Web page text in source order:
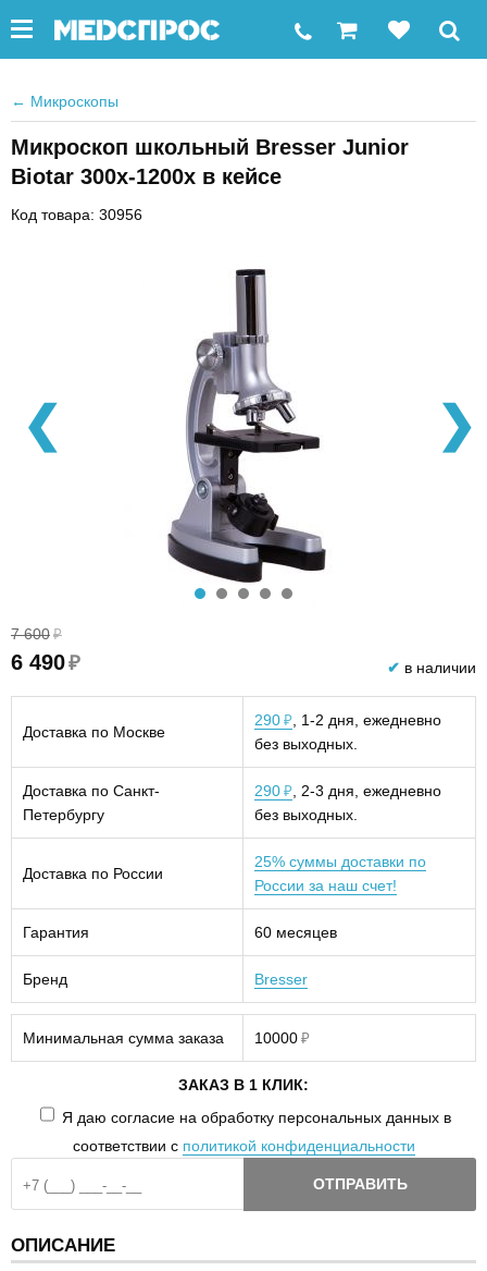
← Микроскопы
Микроскоп школьный Bresser Junior
Biotar 300x-1200x в кейсе
Код товара: 30956
❮ ❯
7 600 ₽
6 490₽ ✔ в наличии
Доставка по Москве
290 ₽ , 1-2 дня, ежедневно
без выходных.
Доставка по Санкт-
Петербургу
290 ₽ , 2-3 дня, ежедневно
без выходных.
Доставка по России
25% суммы доставки по
России за наш счет!
Гарантия 60 месяцев
Бренд Bresser
Минимальная сумма заказа 10000 ₽
ЗАКАЗ В 1 КЛИК:
Я даю согласие на обработку персональных данных в
соответствии с политикой конфиденциальности
ОТПРАВИТЬ
ОПИСАНИЕ